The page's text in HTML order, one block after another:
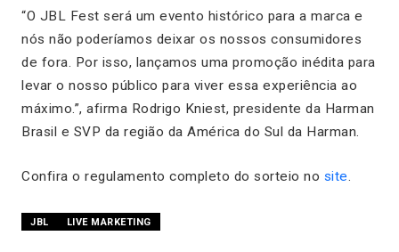
“O JBL Fest será um evento histórico para a marca e
nós não poderíamos deixar os nossos consumidores
de fora. Por isso, lançamos uma promoção inédita para
levar o nosso público para viver essa experiência ao
máximo.”, afirma Rodrigo Kniest, presidente da Harman
Brasil e SVP da região da América do Sul da Harman.
Confira o regulamento completo do sorteio no site.
JBL LIVE MARKETING